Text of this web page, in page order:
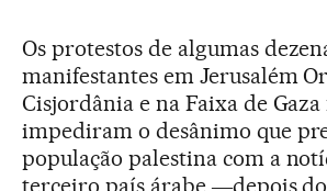
Os protestos de algumas
manifestantes em Jerusalém
Cisjordânia e na Faixa de Gaza
impediram o desânimo que
população palestina com a
terceiro país árabe ―depois